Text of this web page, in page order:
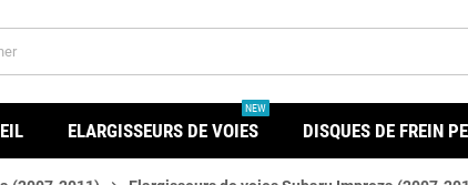
ELARGISSEURS DE VOIES
NEW
DISQUES DE FREIN